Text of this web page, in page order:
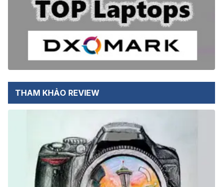
THAM KHẢO REVIEW